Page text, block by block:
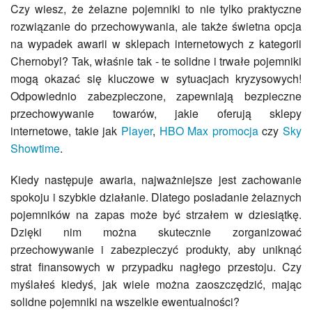
Czy wiesz, że żelazne pojemniki to nie tylko praktyczne
rozwiązanie do przechowywania, ale także świetna opcja
na wypadek awarii w sklepach internetowych z kategorii
Chernobyl? Tak, właśnie tak - te solidne i trwałe pojemniki
mogą okazać się kluczowe w sytuacjach kryzysowych!
Odpowiednio zabezpieczone, zapewniają bezpieczne
przechowywanie towarów, jakie oferują sklepy
internetowe, takie jak Player, HBO Max promocjaczy Sky
Showtime.
Kiedy następuje awaria, najważniejsze jest zachowanie
spokoju i szybkie działanie. Dlatego posiadanie żelaznych
pojemników na zapas może być strzałem w dziesiątkę.
Dzięki nim można skutecznie zorganizować
przechowywanie i zabezpieczyć produkty, aby uniknąć
strat finansowych w przypadku nagłego przestoju. Czy
myślałeś kiedyś, jak wiele można zaoszczędzić, mając
solidne pojemniki na wszelkie ewentualności?